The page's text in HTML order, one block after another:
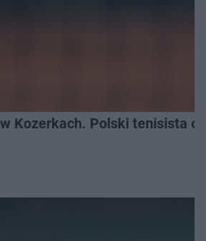
Kozerkach. Polski tenisista